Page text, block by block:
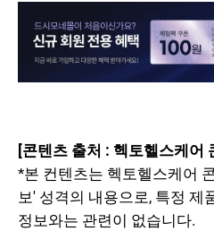
[콘텐츠 출처 : 헥토헬스케어
*본 컨텐츠는 헥토헬스케어
보' 성격의 내용으로, 특정 제
정보와는 관련이 없습니다.